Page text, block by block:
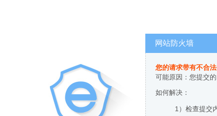
网站防火墙
您的请求带有不合
可能原因：您提交
如何解决：
1）检查提交